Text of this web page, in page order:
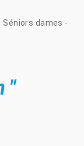
dames -
"